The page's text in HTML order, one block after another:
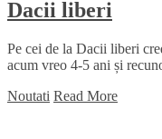
Dacii liberi
Pe cei de la Dacii liberi
acum vreo 4-5 ani și
Noutati Read More